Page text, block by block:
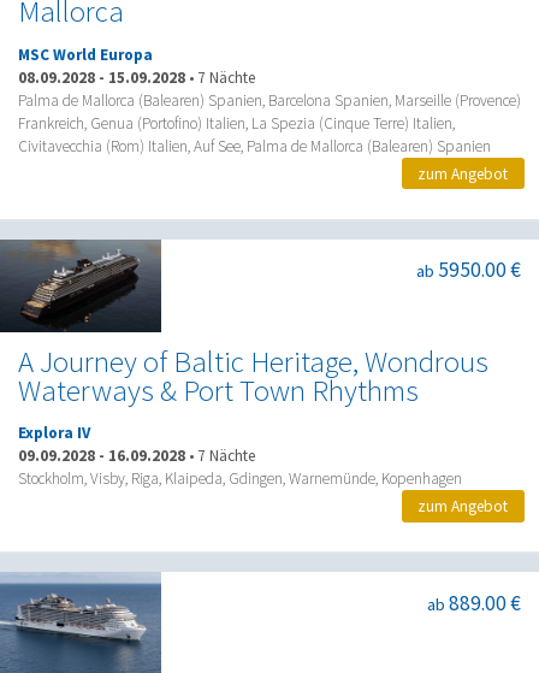
Mallorca
MSC World Europa
08.09.2028 - 15.09.2028 • 7 Nächte
Palma de Mallorca (Balearen) Spanien, Barcelona Spanien, Marseille (Provence)
Frankreich, Genua (Portofino) Italien, La Spezia (Cinque Terre) Italien,
Civitavecchia (Rom) Italien, Auf See, Palma de Mallorca (Balearen) Spanien
zum Angebot
A Journey of Baltic Heritage, Wondrous
Waterways & Port Town Rhythms
ab 5950.00 €
Explora IV
09.09.2028 - 16.09.2028 • 7 Nächte
Stockholm, Visby, Riga, Klaipeda, Gdingen, Warnemünde, Kopenhagen
zum Angebot
ab 889.00 €